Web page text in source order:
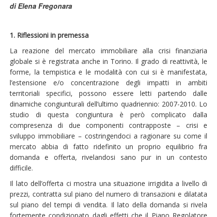
di Elena Fregonara
1. Riflessioni in premessa
La reazione del mercato immobiliare alla crisi finanziaria
globale si è registrata anche in Torino. Il grado di reattività, le
forme, la tempistica e le modalità con cui si è manifestata,
l’estensione e/o concentrazione degli impatti in ambiti
territoriali specifici, possono essere letti partendo dalle
dinamiche congiunturali dell’ultimo quadriennio: 2007-2010. Lo
studio di questa congiuntura è però complicato dalla
compresenza di due componenti contrapposte – crisi e
sviluppo immobiliare – costringendoci a ragionare su come il
mercato abbia di fatto ridefinito un proprio equilibrio fra
domanda e offerta, rivelandosi sano pur in un contesto
difficile.
Il lato dell’offerta ci mostra una situazione irrigidita a livello di
prezzi, contratta sul piano del numero di transazioni e dilatata
sul piano del tempi di vendita. Il lato della domanda si rivela